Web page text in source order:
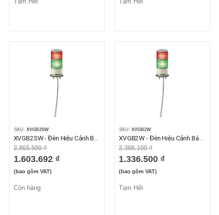
SKU: XVGB2SW
2.865.500 ₫
1.603.692 ₫
(bao gồm VAT)
Còn hàng
SKU: XVGB2W
2.388.100 ₫
1.336.500 ₫
(bao gồm VAT)
Tạm Hết